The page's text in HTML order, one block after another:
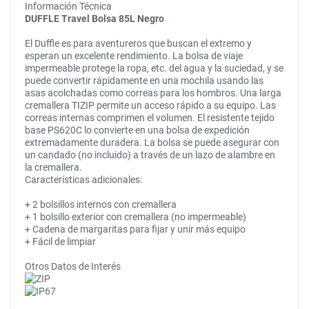
Información Técnica
DUFFLE Travel Bolsa 85L Negro
El Duffle es para aventureros que buscan el extremo y
esperan un excelente rendimiento. La bolsa de viaje
impermeable protege la ropa, etc. del agua y la suciedad, y se
puede convertir rápidamente en una mochila usando las
asas acolchadas como correas para los hombros. Una larga
cremallera TIZIP permite un acceso rápido a su equipo. Las
correas internas comprimen el volumen. El resistente tejido
base PS620C lo convierte en una bolsa de expedición
extremadamente duradera. La bolsa se puede asegurar con
un candado (no incluido) a través de un lazo de alambre en
la cremallera.
Características adicionales:
+ 2 bolsillos internos con cremallera
+ 1 bolsillo exterior con cremallera (no impermeable)
+ Cadena de margaritas para fijar y unir más equipo
+ Fácil de limpiar
Otros Datos de Interés